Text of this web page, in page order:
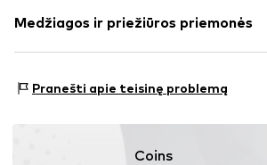
Drapiruotas / rauktas
Pūstos rankovės
Ilgis: Normalaus ilgio
Pritaikomumas: Įprastas prigludimas
Dydžių lentelė
Medžiagos ir priežiūros priemonės
Kilmės šalis: Kinija
Pranešti apie teisinę problemą
Coins